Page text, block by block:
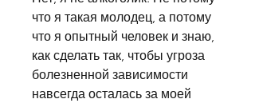
что я такая молодец, а потому
что я опытный человек и знаю,
как сделать так, чтобы угроза
болезненной зависимости
навсегда осталась за моей